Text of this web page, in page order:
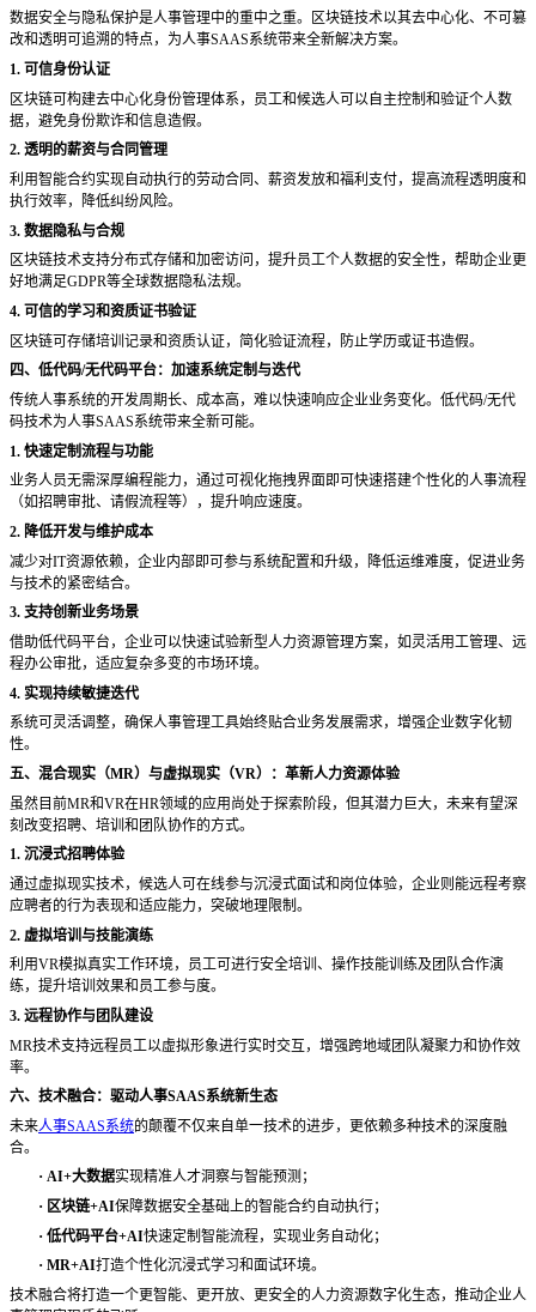
数据安全与隐私保护是人事管理中的重中之重。区块链技术以其去中心化、不可篡
改和透明可追溯的特点，为人事SAAS系统带来全新解决方案。
1. 可信身份认证
区块链可构建去中心化身份管理体系，员工和候选人可以自主控制和验证个人数
据，避免身份欺诈和信息造假。
2. 透明的薪资与合同管理
利用智能合约实现自动执行的劳动合同、薪资发放和福利支付，提高流程透明度和
执行效率，降低纠纷风险。
3. 数据隐私与合规
区块链技术支持分布式存储和加密访问，提升员工个人数据的安全性，帮助企业更
好地满足GDPR等全球数据隐私法规。
4. 可信的学习和资质证书验证
区块链可存储培训记录和资质认证，简化验证流程，防止学历或证书造假。
四、低代码/无代码平台：加速系统定制与迭代
传统人事系统的开发周期长、成本高，难以快速响应企业业务变化。低代码/无代
码技术为人事SAAS系统带来全新可能。
1. 快速定制流程与功能
业务人员无需深厚编程能力，通过可视化拖拽界面即可快速搭建个性化的人事流程
（如招聘审批、请假流程等），提升响应速度。
2. 降低开发与维护成本
减少对IT资源依赖，企业内部即可参与系统配置和升级，降低运维难度，促进业务
与技术的紧密结合。
3. 支持创新业务场景
借助低代码平台，企业可以快速试验新型人力资源管理方案，如灵活用工管理、远
程办公审批，适应复杂多变的市场环境。
4. 实现持续敏捷迭代
系统可灵活调整，确保人事管理工具始终贴合业务发展需求，增强企业数字化韧
性。
五、混合现实（MR）与虚拟现实（VR）：革新人力资源体验
虽然目前MR和VR在HR领域的应用尚处于探索阶段，但其潜力巨大，未来有望深
刻改变招聘、培训和团队协作的方式。
1. 沉浸式招聘体验
通过虚拟现实技术，候选人可在线参与沉浸式面试和岗位体验，企业则能远程考察
应聘者的行为表现和适应能力，突破地理限制。
2. 虚拟培训与技能演练
利用VR模拟真实工作环境，员工可进行安全培训、操作技能训练及团队合作演
练，提升培训效果和员工参与度。
3. 远程协作与团队建设
MR技术支持远程员工以虚拟形象进行实时交互，增强跨地域团队凝聚力和协作效
率。
六、技术融合：驱动人事SAAS系统新生态
未来人事SAAS系统的颠覆不仅来自单一技术的进步，更依赖多种技术的深度融
合。
· AI+大数据实现精准人才洞察与智能预测；
· 区块链+AI保障数据安全基础上的智能合约自动执行；
· 低代码平台+AI快速定制智能流程，实现业务自动化；
· MR+AI打造个性化沉浸式学习和面试环境。
技术融合将打造一个更智能、更开放、更安全的人力资源数字化生态，推动企业人